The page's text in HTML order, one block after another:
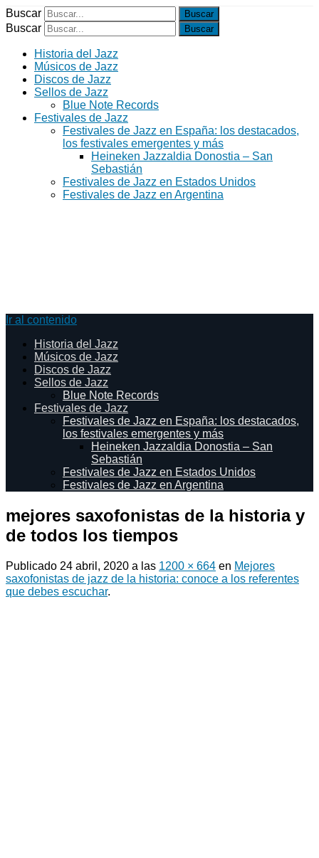
Buscar
Buscar
Historia del Jazz
Músicos de Jazz
Discos de Jazz
Sellos de Jazz
Blue Note Records
Festivales de Jazz
Festivales de Jazz en España: los destacados,
los festivales emergentes y más
Heineken Jazzaldia Donostia – San
Sebastián
Festivales de Jazz en Estados Unidos
Festivales de Jazz en Argentina
Ir al contenido
Historia del Jazz
Músicos de Jazz
Discos de Jazz
Sellos de Jazz
Blue Note Records
Festivales de Jazz
Festivales de Jazz en España: los destacados,
los festivales emergentes y más
Heineken Jazzaldia Donostia – San
Sebastián
Festivales de Jazz en Estados Unidos
Festivales de Jazz en Argentina
mejores saxofonistas de la historia y
de todos los tiempos
Publicado 24 abril, 2020 a las 1200 × 664 en Mejores
saxofonistas de jazz de la historia: conoce a los referentes
que debes escuchar.